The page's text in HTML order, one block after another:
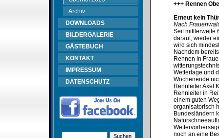
Archiv
DOWNLOADS
BILDERGALERIE
GÄSTEBUCH
KONTAKT
IMPRESSUM
DATENSCHUTZ
+++ Rennen
Erneut kein
Nach
Seit mittlerweile
darauf, wieder
wird sich
Nachdem
Rennen in
Wetterlage und
Wochenende
Rennleiter Axel
Rennleiter in
einem guten
organisatorisch
Bundesländern
noch an eine